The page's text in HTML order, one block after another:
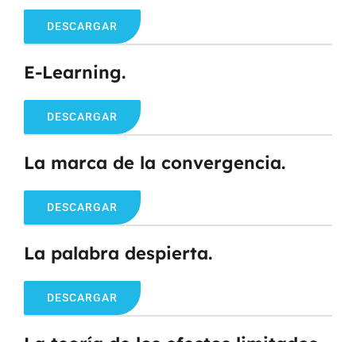
DESCARGAR
E-Learning.
DESCARGAR
La marca de la convergencia.
DESCARGAR
La palabra despierta.
DESCARGAR